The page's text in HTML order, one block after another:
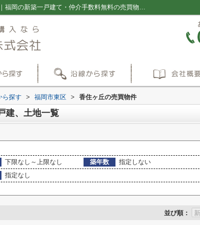
福岡市東区香住ヶ丘のマンション、戸建、土地一覧｜福岡の新築一戸建て・仲介手数料無料の売買物件情報ならプラス不動産販売株式会社
ら探す > 福岡市東区 > 香住ヶ丘の売買物件
建、土地一覧
下限なし～上限なし 築年数
指定しない
指定なし
並び順：